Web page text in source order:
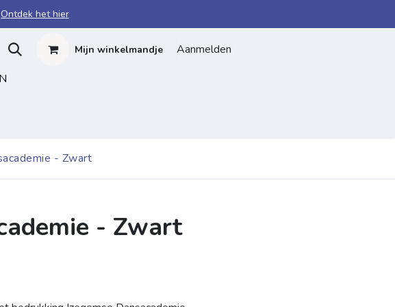
Ontdek het hier
Mijn winkelmandje
Aanmelden
- Zwart
- Zwart